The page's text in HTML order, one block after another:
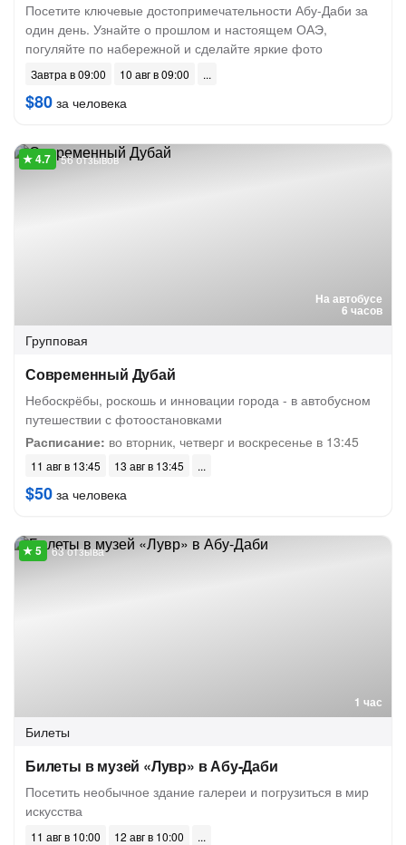
Посетите ключевые достопримечательности Абу-Даби за
один день. Узнайте о прошлом и настоящем ОАЭ,
погуляйте по набережной и сделайте яркие фото
Завтра в 09:00 10 авг в 09:00
$80 за человека
На автобусе
6 часов
56 отзывов
Групповая
Современный Дубай
Небоскрёбы, роскошь и инновации города - в автобусном
путешествии с фотоостановками
Расписание: во вторник, четверг и воскресенье в 13:45
11 авг в 13:45 13 авг в 13:45
$50 за человека
1 час
63 отзыва
Билеты
Билеты в музей «Лувр» в Абу-Даби
Посетить необычное здание галереи и погрузиться в мир
искусства
11 авг в 10:00 12 авг в 10:00